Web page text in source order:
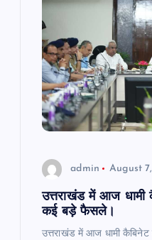
admin August
उत्तराखंड में आज धामी
कई बड़े फैसले।
उत्तराखंड में आज धामी